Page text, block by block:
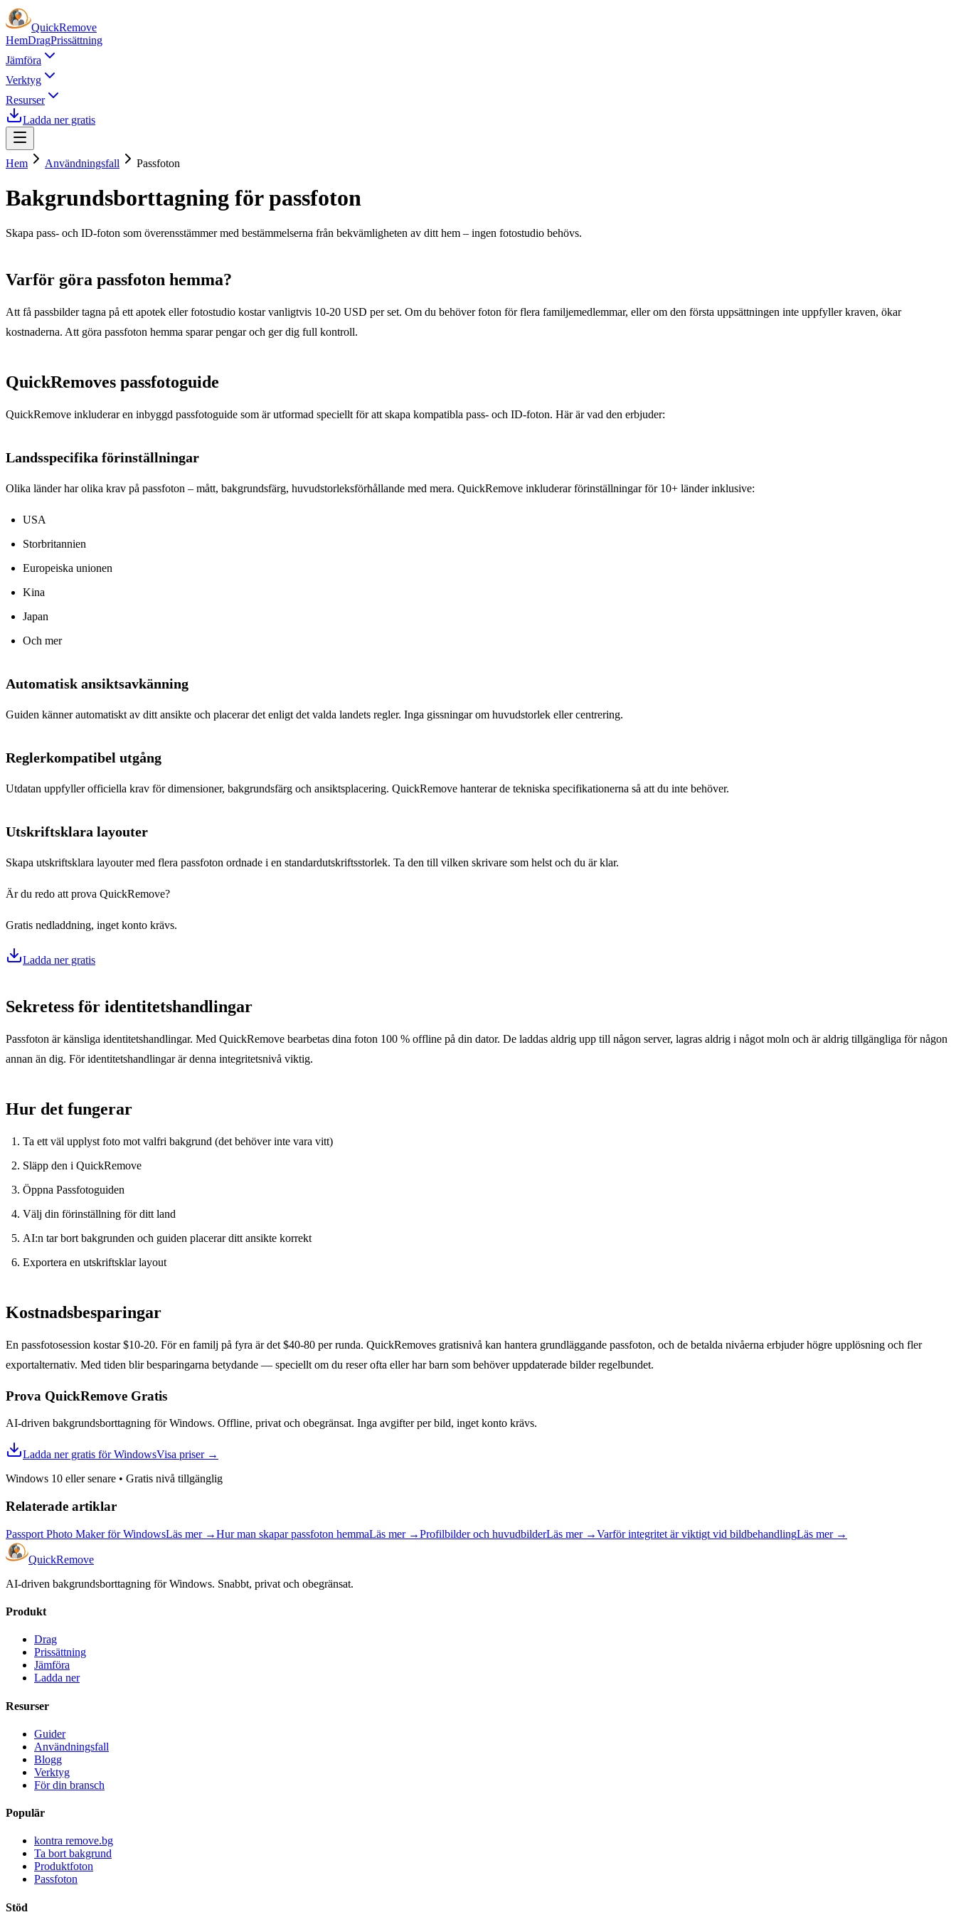
QuickRemove
HemDragPrissättning
Jämföra
Verktyg
Resurser
Ladda ner gratis
Hem Användningsfall Passfoton
Bakgrundsborttagning för passfoton
Skapa pass- och ID-foton som överensstämmer med bestämmelserna från bekvämligheten av ditt hem – ingen fotostudio behövs.
Varför göra passfoton hemma?
Att få passbilder tagna på ett apotek eller fotostudio kostar vanligtvis 10-20 USD per set. Om du behöver foton för flera familjemedlemmar, eller om den första uppsättningen inte uppfyller kraven, ökar
kostnaderna. Att göra passfoton hemma sparar pengar och ger dig full kontroll.
QuickRemoves passfotoguide
QuickRemove inkluderar en inbyggd passfotoguide som är utformad speciellt för att skapa kompatibla pass- och ID-foton. Här är vad den erbjuder:
Landsspecifika förinställningar
Olika länder har olika krav på passfoton – mått, bakgrundsfärg, huvudstorleksförhållande med mera. QuickRemove inkluderar förinställningar för 10+ länder inklusive:
USA
Storbritannien
Europeiska unionen
Kina
Japan
Och mer
Automatisk ansiktsavkänning
Guiden känner automatiskt av ditt ansikte och placerar det enligt det valda landets regler. Inga gissningar om huvudstorlek eller centrering.
Reglerkompatibel utgång
Utdatan uppfyller officiella krav för dimensioner, bakgrundsfärg och ansiktsplacering. QuickRemove hanterar de tekniska specifikationerna så att du inte behöver.
Utskriftsklara layouter
Skapa utskriftsklara layouter med flera passfoton ordnade i en standardutskriftsstorlek. Ta den till vilken skrivare som helst och du är klar.
Är du redo att prova QuickRemove?
Gratis nedladdning, inget konto krävs.
Ladda ner gratis
Sekretess för identitetshandlingar
Passfoton är känsliga identitetshandlingar. Med QuickRemove bearbetas dina foton 100 % offline på din dator. De laddas aldrig upp till någon server, lagras aldrig i något moln och är aldrig tillgängliga för någon
annan än dig. För identitetshandlingar är denna integritetsnivå viktig.
Hur det fungerar
Ta ett väl upplyst foto mot valfri bakgrund (det behöver inte vara vitt)
Släpp den i QuickRemove
Öppna Passfotoguiden
Välj din förinställning för ditt land
AI:n tar bort bakgrunden och guiden placerar ditt ansikte korrekt
Exportera en utskriftsklar layout
Kostnadsbesparingar
En passfotosession kostar $10-20. För en familj på fyra är det $40-80 per runda. QuickRemoves gratisnivå kan hantera grundläggande passfoton, och de betalda nivåerna erbjuder högre upplösning och fler
exportalternativ. Med tiden blir besparingarna betydande — speciellt om du reser ofta eller har barn som behöver uppdaterade bilder regelbundet.
Prova QuickRemove Gratis
AI-driven bakgrundsborttagning för Windows. Offline, privat och obegränsat. Inga avgifter per bild, inget konto krävs.
Ladda ner gratis för WindowsVisa priser→
Windows 10 eller senare • Gratis nivå tillgänglig
Relaterade artiklar
Passport Photo Maker för WindowsLäs mer→Hur man skapar passfoton hemmaLäs mer→Profilbilder och huvudbilderLäs mer→Varför integritet är viktigt vid bildbehandlingLäs mer→
QuickRemove
AI-driven bakgrundsborttagning för Windows. Snabbt, privat och obegränsat.
Produkt
Drag
Prissättning
Jämföra
Ladda ner
Resurser
Guider
Användningsfall
Blogg
Verktyg
För din bransch
Populär
kontra remove.bg
Ta bort bakgrund
Produktfoton
Passfoton
Stöd